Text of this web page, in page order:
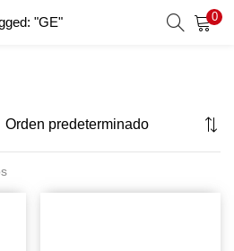
"GE" 0
y contraseña para iniciar